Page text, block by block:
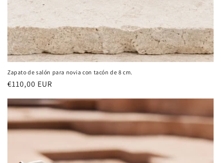
Zapato de salón para novia con tacón de 8 cm.
Precio
€110,00 EUR